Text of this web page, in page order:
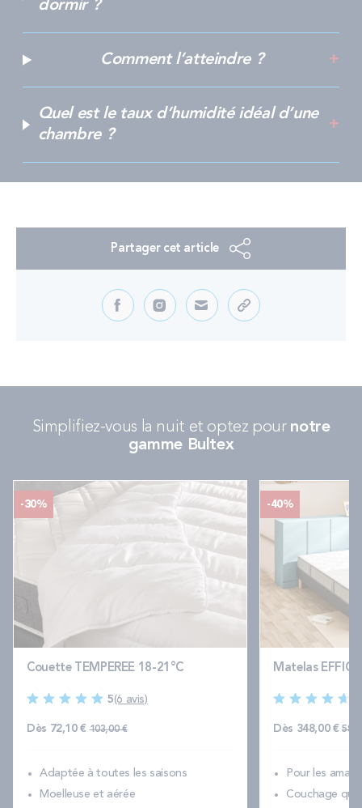
dormir ?
Comment l’atteindre ?
Quel est le taux d’humidité idéal d’une
chambre ?
Partager cet article
Simplifiez-vous la nuit et optez pour notre
gamme Bultex
-30%
Couette TEMPEREE 18-21°C
5(6 avis)
Dès 72,10 € Prix normal
103,00 €
Adaptée à toutes les saisons
Moelleuse et aérée
-40%
Matelas
Dès 348,00 €
Pour les
Couchage